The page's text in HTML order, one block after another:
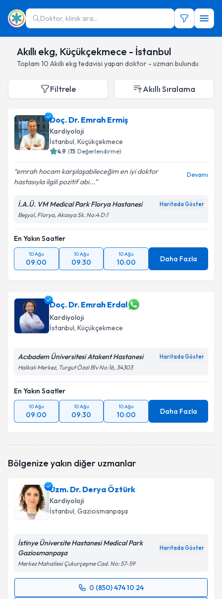
Doktor, klinik ara...
Akıllı ekg, Küçükçekmece - İstanbul
Toplam 10 Akıllı ekg tedavisi yapan doktor - uzman bulundu
Filtrele Akıllı Sıralama
Doç. Dr. Emrah Ermiş
Kardiyoloji
İstanbul, Küçükçekmece
4.9 (15 Değerlendirme)
emrah hocam karşılaşabileceğim en iyi doktor
hastasıyla ilgili pozitif abi...
Devamı
İ.A.Ü. VM Medical Park Florya Hastanesi Haritada Göster
Beşyol, Florya, Akasya Sk. No:4 D:1
En Yakın Saatler
10 Ağu
09:00
10 Ağu
09:30
10 Ağu
10:00 Daha Fazla
Doç. Dr. Emrah Erdal
Kardiyoloji
İstanbul, Küçükçekmece
Acıbadem Üniversitesi Atakent Hastanesi Haritada Göster
Halkalı Merkez, Turgut Özal Blv No:16, 34303
En Yakın Saatler
10 Ağu
09:00
10 Ağu
09:30
10 Ağu
10:00 Daha Fazla
Bölgenize yakın diğer uzmanlar
Uzm. Dr. Derya Öztürk
Kardiyoloji
İstanbul, Gaziosmanpaşa
İstinye Üniversite Hastanesi Medical Park
Gaziosmanpaşa
Haritada Göster
Merkez Mahallesi Çukurçeşme Cad. No: 57-59
0 (850) 474 10 24
Randevu Takvimi Talebi